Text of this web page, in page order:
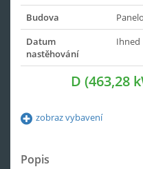
Budova
Datum
nastěhování
Ihned
D (463,28
zobraz vybavení
Popis